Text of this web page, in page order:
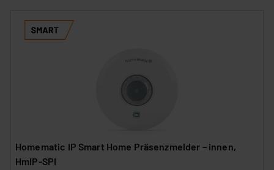
Homematic IP Smart Home Präsenzmelder – innen,
HmIP-SPI